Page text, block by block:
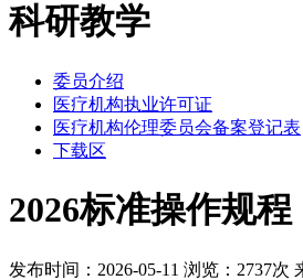
科研教学
委员介绍
医疗机构执业许可证
医疗机构伦理委员会备案登记表
下载区
2026标准操作规程
发布时间：2026-05-11 浏览：2737次